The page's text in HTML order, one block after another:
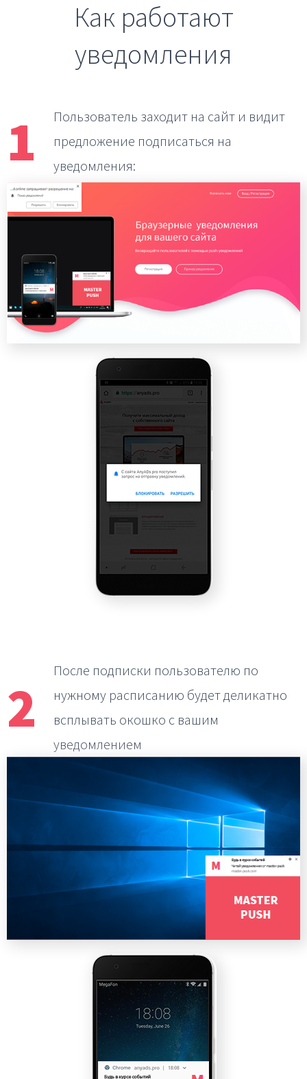
Как работают
уведомления
1 Пользователь заходит на сайт и видит
предложение подписаться на
уведомления:
2
После подписки пользователю по
нужному расписанию будет деликатно
всплывать окошко с вашим
уведомлением